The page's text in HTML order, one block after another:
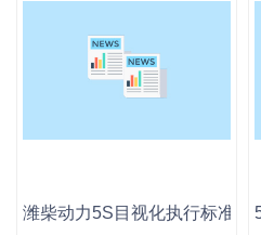
潍柴动力5S目视化执行标准